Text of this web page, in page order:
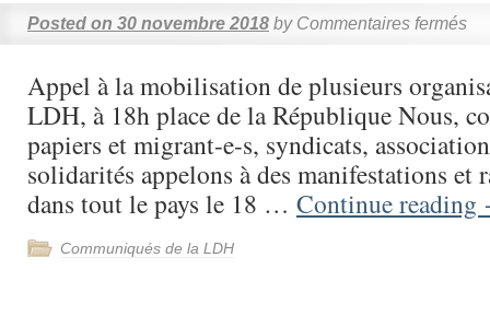
Posted on 30 novembre 2018 by Commentaires fermés
Appel à la mobilisation de plusieurs
LDH, à 18h place de la République Nous,
papiers et migrant-e-s, syndicats,
solidarités appelons à des manifestations et
dans tout le pays le 18 … Continue reading
Communiqués de la LDH